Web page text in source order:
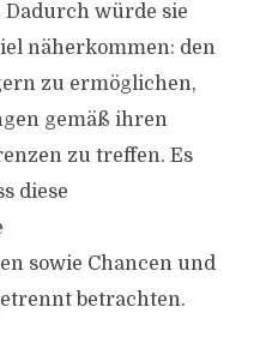
Dadurch würde sie
näherkommen: den
zu ermöglichen,
gemäß ihren
zu treffen. Es
diese
sowie Chancen und
betrachten.